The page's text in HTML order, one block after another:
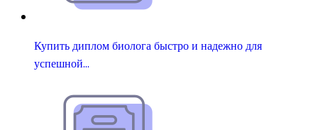
Купить диплом биолога быстро и надежно для
успешной…